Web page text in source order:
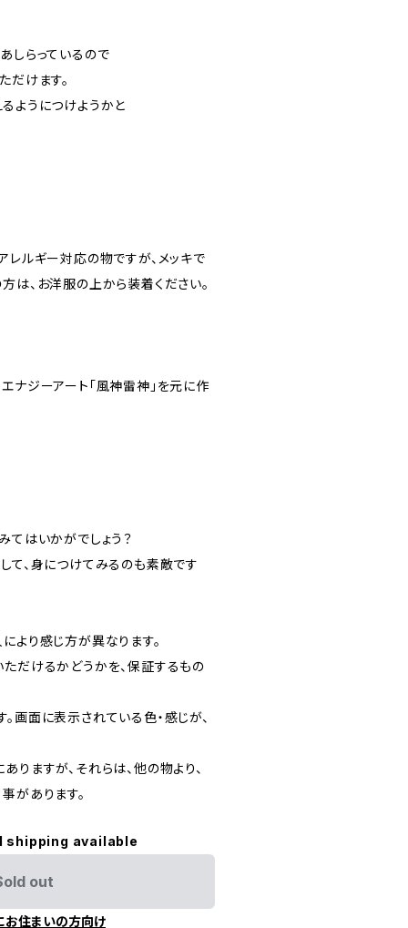
しらっているので
だけます。
ようにつけようかと
レルギー対応の物ですが、メッキで
は、お洋服の上から装着ください。
ナジーアート「風神雷神」を元に作
てはいかがでしょう？
て、身につけてみるのも素敵です
より感じ方が異なります。
だけるかどうかを、保証するもの
画面に表示されている色・感じが、
りますが、それらは、他の物より、
があります。
shipping available
out
お住まいの方向け